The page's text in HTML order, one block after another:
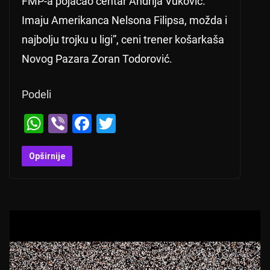
Imaju Amerikanca Nelsona Filipsa, možda i
najbolju trojku u ligi”, ceni trener košarkaša
Novog Pazara Zoran Todorović.
Podeli
W
h
at
p
Vi
b
er
F
o
k
Opširnije